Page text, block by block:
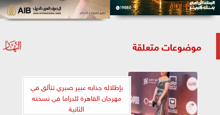
موضوعات متعلقة
بإطلاله جذابه عبير صبري تتألق في
مهرجان القاهرة للدراما في نسخته
الثانية